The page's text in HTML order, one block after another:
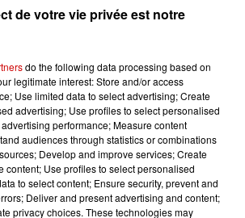
Xperiences !
Duel - Gagnez votre balade
jet ski !
de votre vie privée est notre
do the following data processing based on
legitimate interest: Store and/or access
Use limited data to select advertising; Create
advertising; Use profiles to select personalised
performance; Measure content
audiences through statistics or combinations
Develop and improve services; Create
content; Use profiles to select personalised
to select content; Ensure security, prevent and
Deliver and present advertising and content;
privacy choices. These technologies may